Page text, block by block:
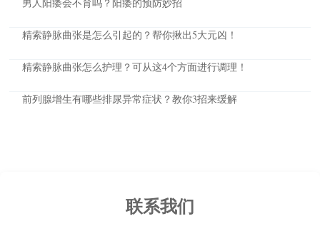
男人阳痿会不育吗？阳痿的预防妙招
精索静脉曲张是怎么引起的？帮你揪出5大元凶！
精索静脉曲张怎么护理？可从这4个方面进行调理！
前列腺增生有哪些排尿异常症状？教你3招来缓解
联系我们